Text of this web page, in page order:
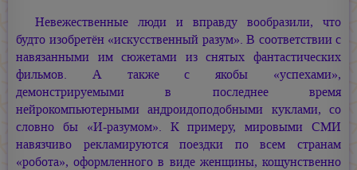
Невежественные люди и вправду вообразили, что
будто изобретён «искусственный разум». В соответствии с
навязанными им сюжетами из снятых фантастических
фильмов. А также с якобы «успехами»,
демонстрируемыми в последнее время
нейрокомпьютерными андроидоподобными куклами, со
словно бы «И-разумом». К примеру, мировыми СМИ
навязчиво рекламируются поездки по всем странам
«робота», оформленного в виде женщины, кощунственно